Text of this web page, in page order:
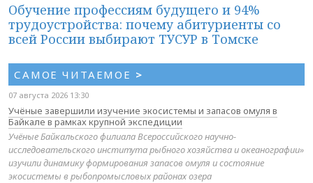
Обучение профессиям будущего и 94%
трудоустройства: почему абитуриенты со
всей России выбирают ТУСУР в Томске
САМОЕ ЧИТАЕМОЕ >
07 августа 2026 13:30
Учёные завершили изучение экосистемы и запасов омуля в
Байкале в рамках крупной экспедиции
Учёные Байкальского филиала Всероссийского научно-
исследовательского института рыбного хозяйства и океанографии»
изучили динамику формирования запасов омуля и состояние
экосистемы в рыбопромысловых районах озера